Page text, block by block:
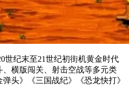
世纪末至21世纪初街机黄金时代
横版闯关、射击空战等多元类
头》《三国战纪》《恐龙快打》